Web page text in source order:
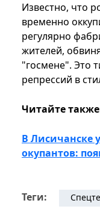
Известно, что
временно
регулярно
жителей,
"госмене". Это
репрессий в
Читайте
В Лисичанске
окупантов:
Теги: